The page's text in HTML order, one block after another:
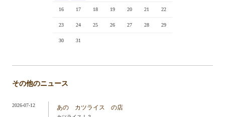
16 17 18 19 20 21 22
23 24 25 26 27 28 29
30 31
その他のニュース
2026-07-12 あの カツライス の店